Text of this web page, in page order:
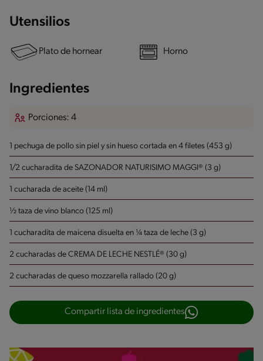
Utensilios
Plato de hornear Horno
Ingredientes
Porciones: 4
1 pechuga de pollo sin piel y sin hueso cortada en 4 filetes (453 g)
1/2 cucharadita de SAZONADOR NATURISIMO MAGGI® (3 g)
1 cucharada de aceite (14 ml)
½ taza de vino blanco (125 ml)
1 cucharadita de maicena disuelta en ¼ taza de leche (3 g)
2 cucharadas de CREMA DE LECHE NESTLÉ® (30 g)
2 cucharadas de queso mozzarella rallado (20 g)
Compartir lista de ingredientes